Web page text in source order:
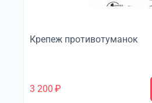
Крепеж противотуманок
3 200 ₽